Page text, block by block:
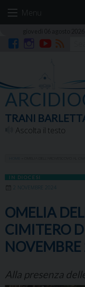
Menu
TRANI
Ascolta il testo
IN DIOCESI
2 NOVEMBRE 2024
OMELIA
CIMITERO
Alla presenza